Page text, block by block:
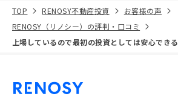
TOP RENOSY不動産投資
お客様の声
RENOSY（リノシー）の評判・口コミ
上場しているので最初の投資としては安心できる